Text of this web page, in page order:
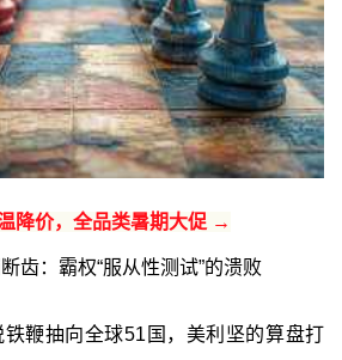
降价，全品类暑期大促 →
齿：霸权“服从性测试”的溃败
铁鞭抽向全球51国，美利坚的算盘打